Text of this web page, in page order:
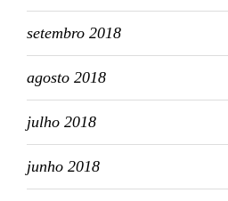
setembro 2018
agosto 2018
julho 2018
junho 2018